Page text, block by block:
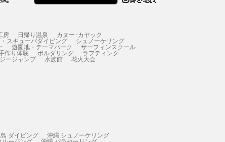
房 日帰り温泉 カヌー･カヤック
スキューバダイビング シュノーケリング
遊園地・テーマパーク サーフィンスクール
作り体験 ボルダリング ラフティング
ージャンプ 水族館 花火大会
ダイビング 沖縄 シュノーケリング